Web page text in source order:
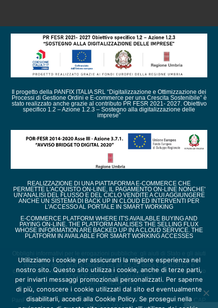
Il progetto della PANFIX ITALIA SRL “Digitalizzazione e Ottimizzazione dei
Processi di Gestione Ordini e E-commerce per una Crescita Sostenibile” è
stato realizzato anche grazie al contributo PR FESR 2021- 2027. Obiettivo
specifico 1.2 – Azione 1.2.3 – Sostegno alla digitalizzazione delle
imprese”
REALIZZAZIONE DI UNA PIATTAFORMA E-COMMERCE CHE
PERMETTE L'ACQUISTO ON-LINE, IL PAGAMENTO ON-LINE NONCHE'
UN'ANALISI DEL FLUSSO E DEL CICLO VENDITE A CUI AGGIUNGERE
ANCHE UN SISTEMA DI BACK UP IN CLOUD ED INTERVENTI PER
L'ACCESSO AL PORTALE IN SMART WORKING
E-COMMERCE PLATFORM WHERE IT'S AVAILABLE BUYING AND
PAYING ON-LINE. THE PLATFORM ANALISES THE SELLING FLUX
WHOSE INFORMATION ARE BACKED UP IN A CLOUD SERVICE. THE
PLATFORM IN AVAILABLE FOR SMART WORKING ACCESSES
Obblighi informativi per le erogazioni pubbliche: gli aiuti di Stato e gli aiuti
de minimis ricevuti dalla nostra impresa sono contenuti nel Registro
nazionale degli aiuti di Stato di cui all’art. 52 della L. 234/2012” e
consultabili al seguente link, inserendo come chiave di ricerca nel campo
CODICE FISCALE 01241680550
VISITA IL REGISTRO
PanFix Italia s.r.l. - Partita IVA : 01241680550 - URI TR - REA 82450 - CAP.
SOCIALE 10.000€
Utilizziamo i cookie per assicurarti la migliore esperienza nel
nostro sito. Questo sito utilizza i cookie, anche di terze parti,
per inviarti messaggi promozionali personalizzati. Per saperne
di più, conoscere i cookie utilizzati dal sito ed eventualmente
disabilitarli, accedi alla Cookie Policy. Se prosegui nella